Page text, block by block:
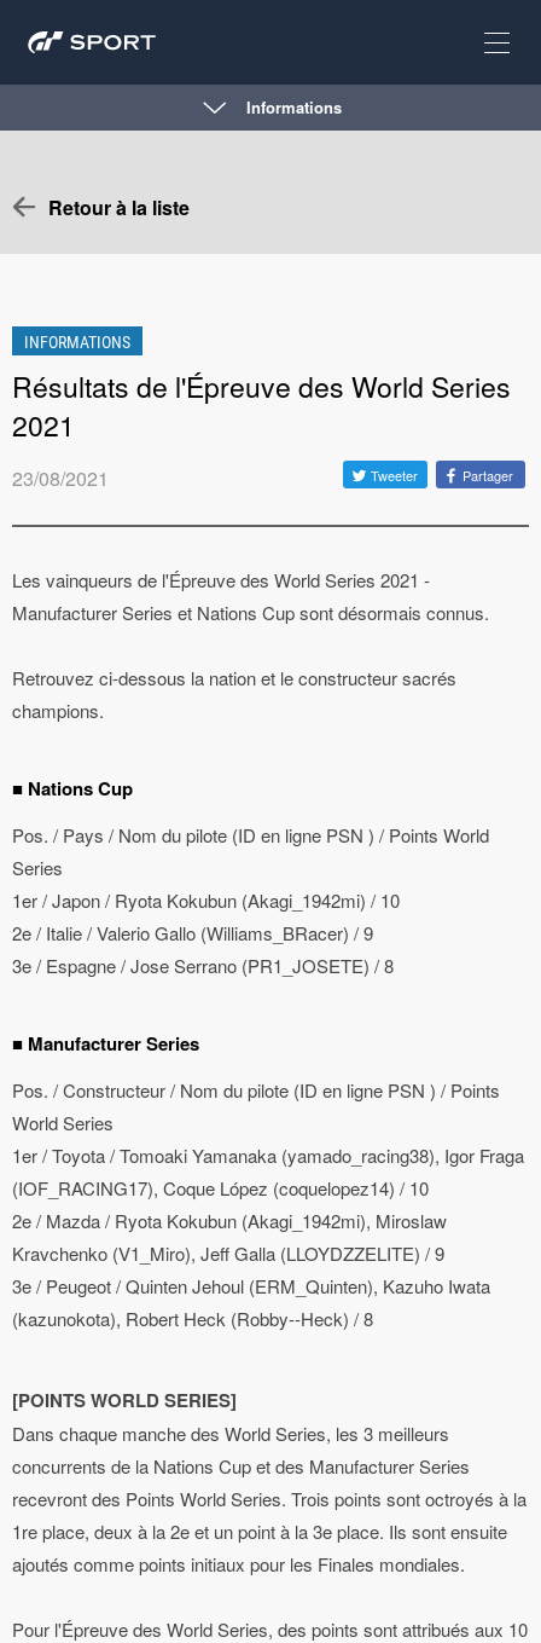
Informations
Retour à la liste
INFORMATIONS
Résultats de l'Épreuve des World Series
2021
23/08/2021 Tweeter Partager
Les vainqueurs de l'Épreuve des World Series 2021 -
Manufacturer Series et Nations Cup sont désormais connus.
Retrouvez ci-dessous la nation et le constructeur sacrés
champions.
■ Nations Cup
Pos. / Pays / Nom du pilote (ID en ligne PSN ) / Points World
Series
1er / Japon / Ryota Kokubun (Akagi_1942mi) / 10
2e / Italie / Valerio Gallo (Williams_BRacer) / 9
3e / Espagne / Jose Serrano (PR1_JOSETE) / 8
■ Manufacturer Series
Pos. / Constructeur / Nom du pilote (ID en ligne PSN ) / Points
World Series
1er / Toyota / Tomoaki Yamanaka (yamado_racing38), Igor Fraga
(IOF_RACING17), Coque López (coquelopez14) / 10
2e / Mazda / Ryota Kokubun (Akagi_1942mi), Miroslaw
Kravchenko (V1_Miro), Jeff Galla (LLOYDZZELITE) / 9
3e / Peugeot / Quinten Jehoul (ERM_Quinten), Kazuho Iwata
(kazunokota), Robert Heck (Robby--Heck) / 8
[POINTS WORLD SERIES]
Dans chaque manche des World Series, les 3 meilleurs
concurrents de la Nations Cup et des Manufacturer Series
recevront des Points World Series. Trois points sont octroyés à la
1re place, deux à la 2e et un point à la 3e place. Ils sont ensuite
ajoutés comme points initiaux pour les Finales mondiales.
Pour l'Épreuve des World Series, des points sont attribués aux 10